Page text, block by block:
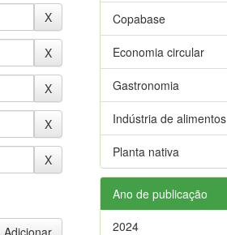
Copabase
Economia circular
Gastronomia
Indústria de alimentos
Planta nativa
Ano de publicação
2024